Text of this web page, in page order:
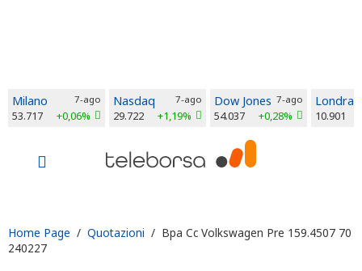
Milano 7-ago
53.717 +0,06%
Nasdaq 7-ago
29.722 +1,19%
Dow Jones 7-ago
54.037 +0,28%
Londra
10.901
Home Page / Quotazioni / Bpa Cc Volkswagen Pre 159.4507 70
240227